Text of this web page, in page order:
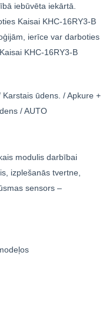
iebūvēta iekārtā.
Kaisai KHC-16RY3 -B
ierīce var darboties
KHC-16RY3-B
ūdens. / Apkure +
/ AUTO
modulis darbībai
izplešanās tvertne,
sensors –